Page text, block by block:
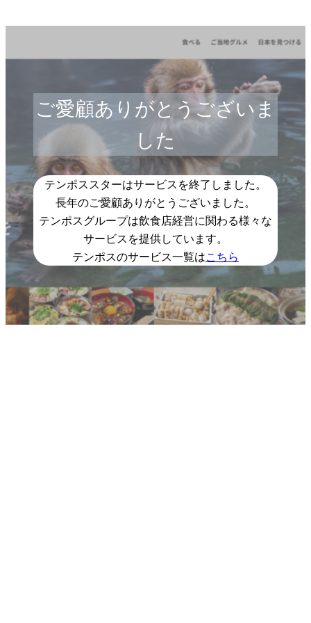
ご愛顧ありがとうございま
した
テンポススターはサービスを終了しました。
長年のご愛顧ありがとうございました。
テンポスグループは飲食店経営に関わる様々な
サービスを提供しています。
テンポスのサービス一覧はこちら